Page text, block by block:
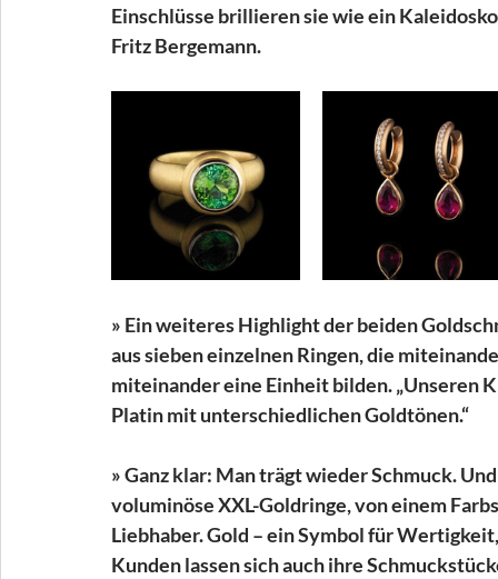
Einschlüsse brillieren sie wie ein
Fritz Bergemann.
» Ein weiteres Highlight der beiden
aus sieben einzelnen Ringen, die
miteinander eine Einheit bilden. „Unseren
Platin mit unterschiedlichen Goldtönen.“
» Ganz klar: Man trägt wieder Schmuck.
voluminöse XXL-Goldringe, von einem
Liebhaber. Gold – ein Symbol für
Kunden lassen sich auch ihre